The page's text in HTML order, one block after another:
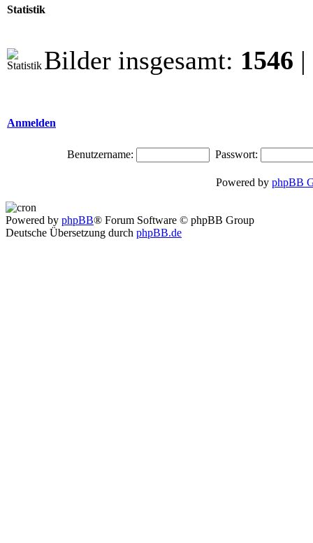
Statistik
Bilder insgesamt: 1546
Anmelden
Benutzername: Passwort:
Powered by phpBB
Powered by phpBB® Forum Software © phpBB Group
Deutsche Übersetzung durch phpBB.de